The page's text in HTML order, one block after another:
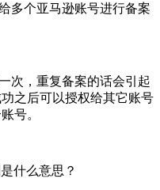
多个亚马逊账号进行备案
次，重复备案的话会引起
之后可以授权给其它账号
号。
什么意思？